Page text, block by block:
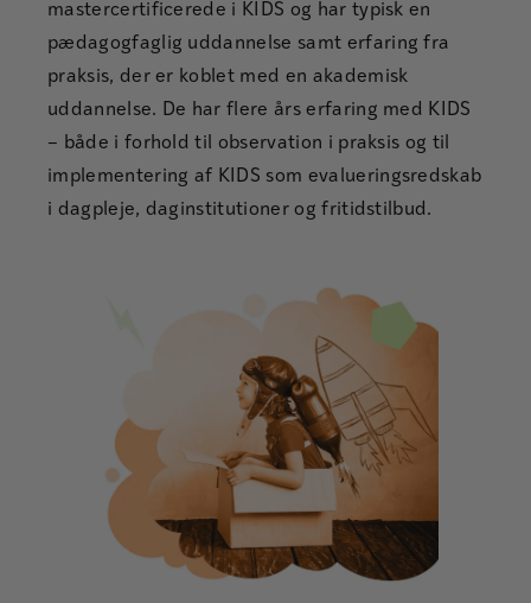
mastercertificerede i KIDS og har typisk en
pædagogfaglig uddannelse samt erfaring fra
praksis, der er koblet med en akademisk
uddannelse. De har flere års erfaring med KIDS
– både i forhold til observation i praksis og til
implementering af KIDS som evalueringsredskab
i dagpleje, daginstitutioner og fritidstilbud.